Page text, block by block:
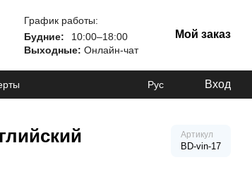
График работы:
Будние:
10:00–18:00
Выходные: Онлайн-чат
Мой заказ
Рус Вход
Артикул
BD-vin-17